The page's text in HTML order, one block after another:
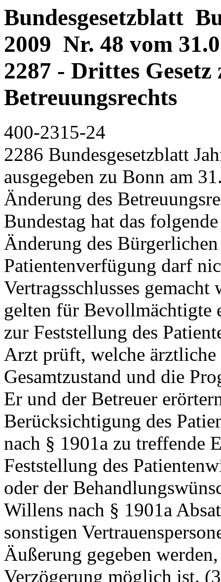
Bundesgesetzblatt
2009 Nr. 48 vom
2287 - Drittes
Betreuungsrechts
400-2315-24
2286 Bundesgesetzblatt
ausgegeben zu Bonn am
Änderung des
Bundestag hat das
Änderung des
Patientenverfügung darf
Vertragsschlusses
gelten für Bevollmächtigte
zur Feststellung des
Arzt prüft, welche
Gesamtzustand und die
Er und der Betreuer
Berücksichtigung des
nach § 1901a zu treffende
Feststellung des
oder der
Willens nach § 1901a
sonstigen
Äußerung gegeben
Verzögerung möglich ist.